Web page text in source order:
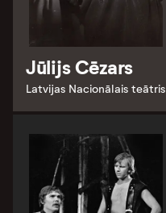
Jūlijs Cēzars
Latvijas Nacionālais teātris